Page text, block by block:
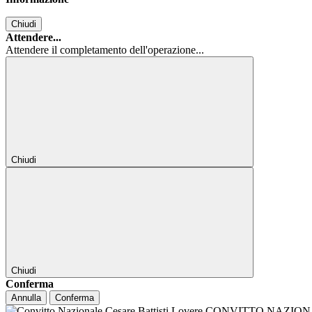
Chiudi
Attendere...
Attendere il completamento dell'operazione...
Chiudi
Chiudi
Conferma
Annulla Conferma